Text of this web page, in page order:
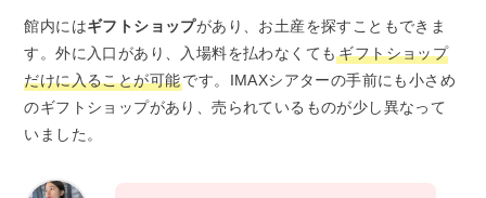
館内にはギフトショップがあり、お土産を探すこともできま
す。外に入口があり、入場料を払わなくてもギフトショップ
だけに入ることが可能です。IMAXシアターの手前にも小さめ
のギフトショップがあり、売られているものが少し異なって
いました。